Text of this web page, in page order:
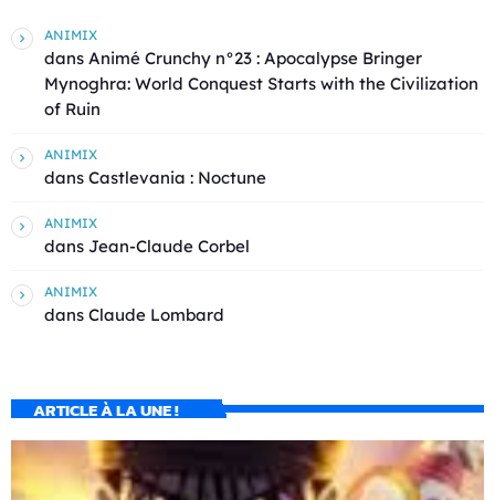
ANIMIX
dans Animé Crunchy n°23 : Apocalypse Bringer
Mynoghra: World Conquest Starts with the Civilization
of Ruin
ANIMIX
dans Castlevania : Noctune
ANIMIX
dans Jean-Claude Corbel
ANIMIX
dans Claude Lombard
ARTICLE À LA UNE !